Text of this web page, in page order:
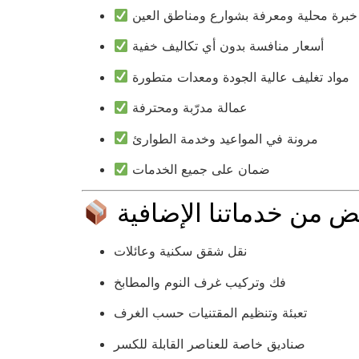
خبرة محلية ومعرفة بشوارع ومناطق العين
أسعار منافسة بدون أي تكاليف خفية
مواد تغليف عالية الجودة ومعدات متطورة
عمالة مدرّبة ومحترفة
مرونة في المواعيد وخدمة الطوارئ
ضمان على جميع الخدمات
نقل شقق سكنية وعائلات
فك وتركيب غرف النوم والمطابخ
تعبئة وتنظيم المقتنيات حسب الغرف
صناديق خاصة للعناصر القابلة للكسر